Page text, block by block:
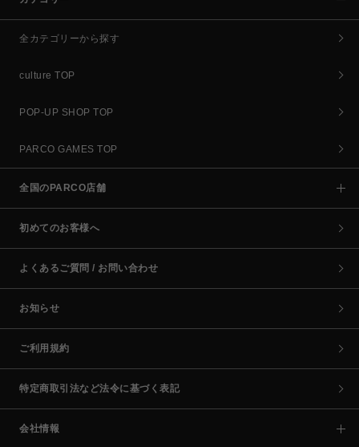
全カテゴリーから探す
culture TOP
POP-UP SHOP TOP
PARCO GAMES TOP
全国のPARCO店舗
初めてのお客様へ
よくあるご質問 / お問い合わせ
お知らせ
ご利用規約
特定商取引法など法令に基づく表記
会社情報